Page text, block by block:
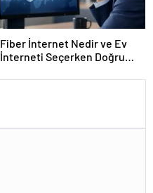
Fiber İnternet Nedir ve Ev
İnterneti Seçerken Doğru